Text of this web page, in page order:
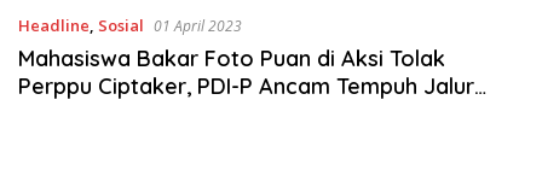
Headline, Sosial 01 April 2023
Mahasiswa Bakar Foto Puan di Aksi Tolak
Perppu Ciptaker, PDI-P Ancam Tempuh Jalur